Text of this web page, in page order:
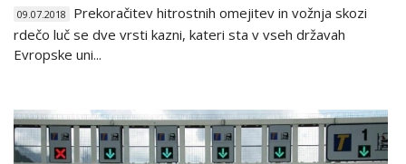
09.07.2018
Prekoračitev hitrostnih omejitev in vožnja skozi
rdečo luč se dve vrsti kazni, kateri sta v vseh državah
Evropske uni...